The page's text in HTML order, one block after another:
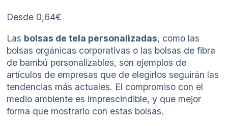
Desde 0,64€
Las bolsas de tela personalizadas, como las
bolsas orgánicas corporativas o las bolsas de fibra
de bambú personalizables, son ejemplos de
artículos de empresas que de elegirlos seguirán las
tendencias más actuales. El compromiso con el
medio ambiente es imprescindible, y que mejor
forma que mostrarlo con estas bolsas.